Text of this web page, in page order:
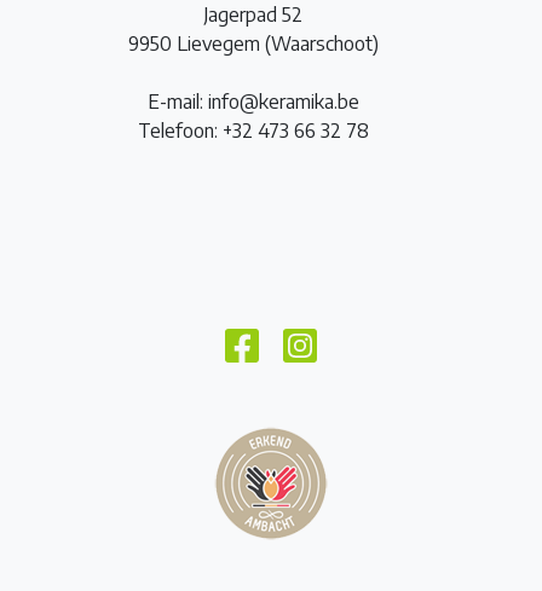
Jagerpad 52
9950 Lievegem (Waarschoot)
E-mail: info@keramika.be
Telefoon: +32 473 66 32 78